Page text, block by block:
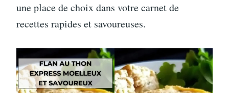
une place de choix dans votre carnet de
recettes rapides et savoureuses.